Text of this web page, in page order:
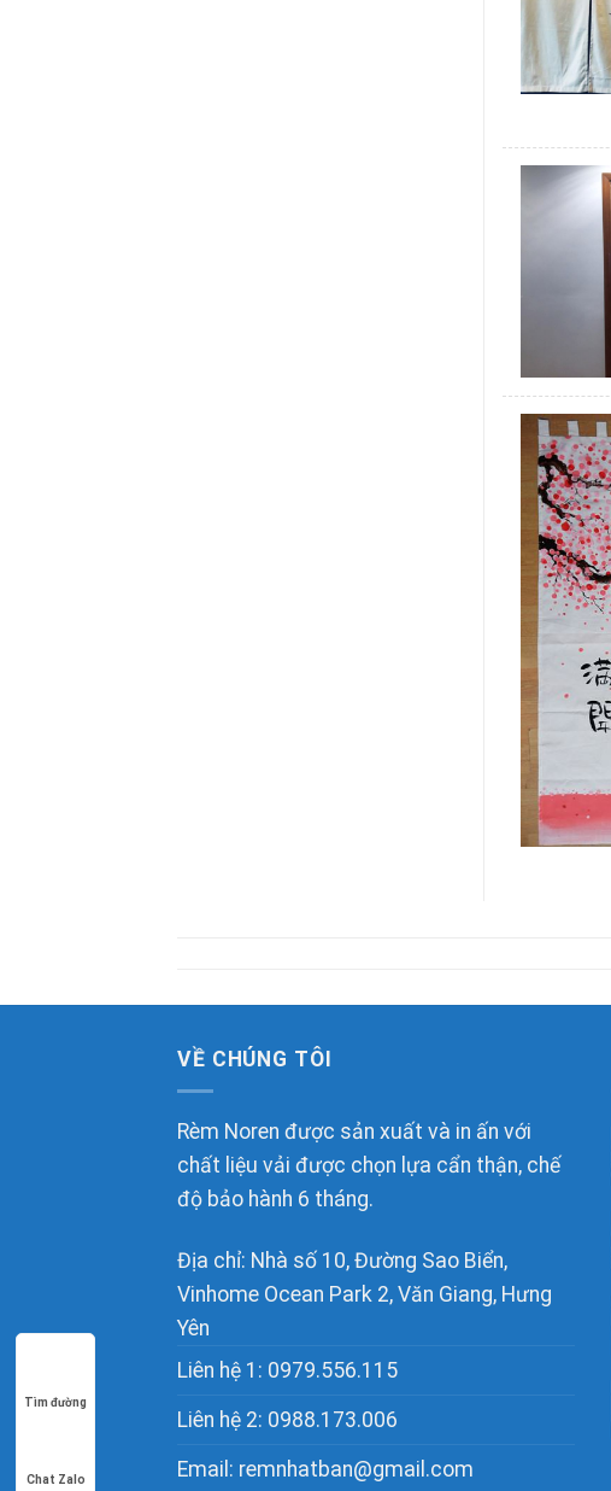
VỀ CHÚNG TÔI
Rèm Noren được sản xuất và in ấn với
chất liệu vải được chọn lựa cẩn thận, chế
độ bảo hành 6 tháng.
Địa chỉ: Nhà số 10, Đường Sao Biển,
Vinhome Ocean Park 2, Văn Giang, Hưng
Yên
Liên hệ 1: 0979.556.115
Liên hệ 2: 0988.173.006
Email: remnhatban@gmail.com
Tìm đường
Chat Zalo